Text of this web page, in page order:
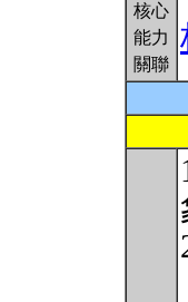
核心
能力
關聯